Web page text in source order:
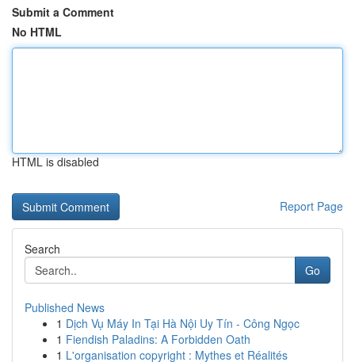
Submit a Comment
No HTML
HTML is disabled
Report Page
Search
Go
Published News
1 Dịch Vụ Máy In Tại Hà Nội Uy Tín - Công Ngọc
1 Fiendish Paladins: A Forbidden Oath
1 L'organisation copyright : Mythes et Réalités